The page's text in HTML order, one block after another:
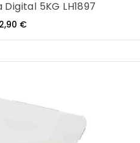
5KG LH1897
€